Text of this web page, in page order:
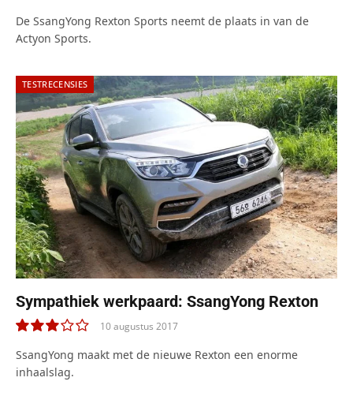
De SsangYong Rexton Sports neemt de plaats in van de
Actyon Sports.
TESTRECENSIES
Sympathiek werkpaard: SsangYong Rexton
6.0
10 augustus 2017
SsangYong maakt met de nieuwe Rexton een enorme
inhaalslag.